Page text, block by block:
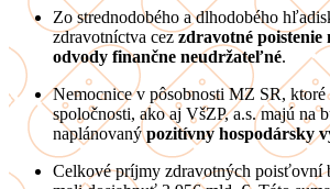
Zo strednodobého a dlhodobého
zdravotníctva cezzdravotné poistenie
odvody finančne neudržateľné.
Nemocnice v pôsobnosti MZ SR, ktoré
spoločnosti, ako aj VšZP, a.s. majú na
naplánovanýpozitívny hospodársky
Celkové príjmy zdravotných poisťovní